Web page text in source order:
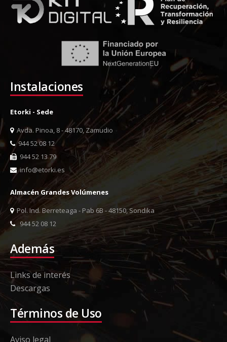
Instalaciones
Etorki - Sede
Avda. Pinoa, 8 - 48170, Zamudio
944 52 08 12
944 52 13 79
info@etorki.es
Almacén Grandes Volúmenes
Pol. Ind. Berreteaga - Pab 6B - 48150, Sondika
944 52 08 12
Además
Links de interés
Descargas
Términos de Uso
Aviso legal